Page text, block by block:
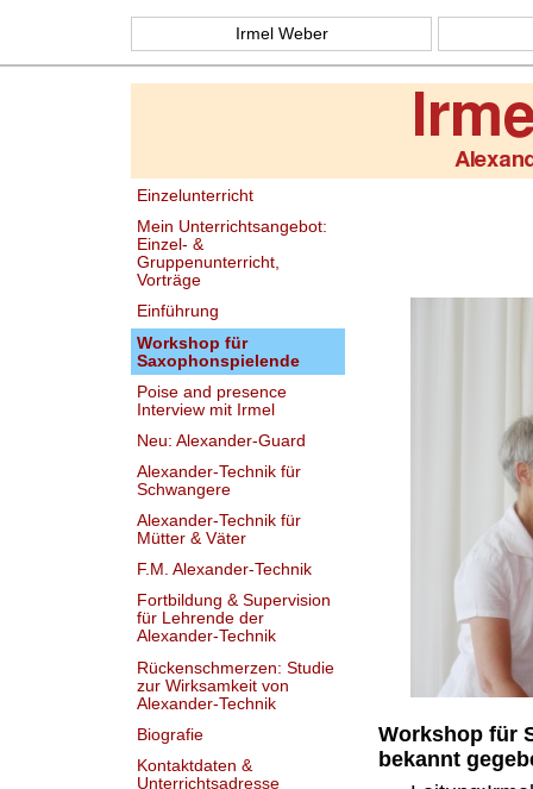
Irmel Weber
Einzelunterricht
Mein Unterrichtsangebot:
Einzel- &
Gruppenunterricht,
Vorträge
Einführung
Workshop für
Saxophonspielende
Poise and presence
Interview mit Irmel
Neu: Alexander-Guard
Alexander-Technik für
Schwangere
Alexander-Technik für
Mütter & Väter
F.M. Alexander-Technik
Fortbildung & Supervision
für Lehrende der
Alexander-Technik
Rückenschmerzen: Studie
zur Wirksamkeit von
Alexander-Technik
Biografie
Kontaktdaten &
Unterrichtsadresse
Workshop für
bekannt